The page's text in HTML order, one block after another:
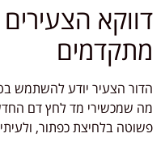
דווקא
מתקדמים
הדור הצעיר יודע להשתמש
מה שמכשירי מד לחץ דם
פשוטה בלחיצת כפתור,